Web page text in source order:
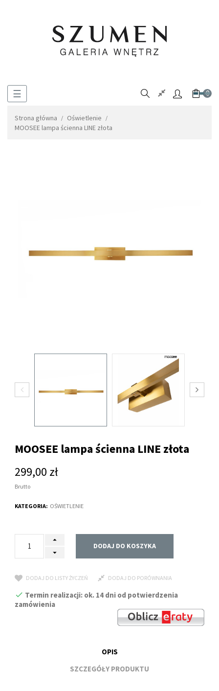
Toggle
☰ 0
Strona główna
Oświetlenie
MOOSEE lampa ścienna LINE złota
MOOSEE lampa ścienna LINE złota
299,00 zł
Brutto
KATEGORIA: OŚWIETLENIE
DODAJ DO KOSZYKA
DODAJ DO LISTY ŻYCZEŃ DODAJ DO PORÓWNANIA
Termin realizacji: ok. 14 dni od potwierdzenia
zamówienia
OPIS
SZCZEGÓŁY PRODUKTU